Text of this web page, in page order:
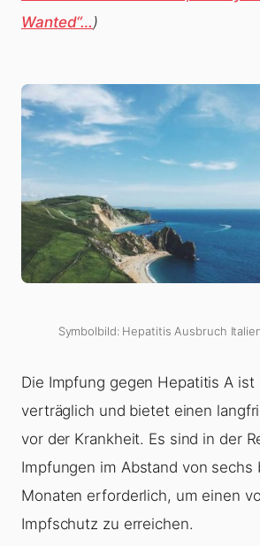
Wanted“…)
Symbolbild: Hepatitis Ausbruch
Die Impfung gegen Hepatitis A ist
verträglich und bietet einen
vor der Krankheit. Es sind in der
Impfungen im Abstand von sechs
Monaten erforderlich, um einen
Impfschutz zu erreichen.